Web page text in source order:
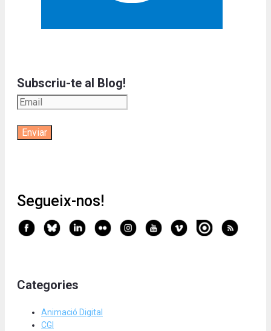
Subscriu-te al Blog!
Segueix-nos!
Categories
Animació Digital
CGI